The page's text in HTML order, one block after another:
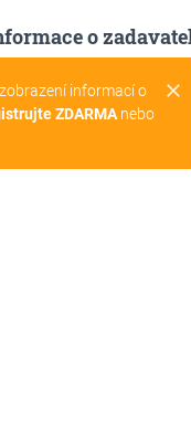
o
clear
informací o
ZDARMAnebo